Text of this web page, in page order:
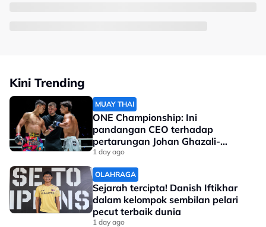
Kini Trending
MUAY THAI
ONE Championship: Ini
pandangan CEO terhadap
pertarungan Johan Ghazali-
Ramadan Ondash
1 day ago
OLAHRAGA
Sejarah tercipta! Danish Iftikhar
dalam kelompok sembilan pelari
pecut terbaik dunia
1 day ago